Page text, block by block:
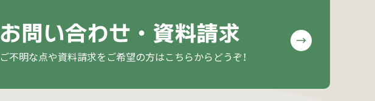
お問い合わせ・資料請求
ご不明な点や資料請求をご希望の方はこちらからどうぞ！